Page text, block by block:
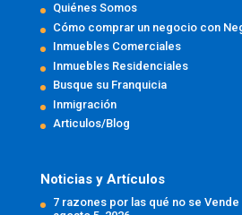
Quiénes Somos
Cómo comprar un negocio con
Inmuebles Comerciales
Inmuebles Residenciales
Busque su Franquicia
Inmigración
Articulos/Blog
Noticias y Artículos
7 razones por las qué no se